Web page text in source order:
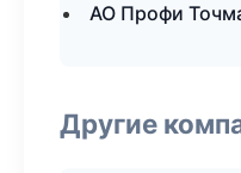
АО Профи
Другие